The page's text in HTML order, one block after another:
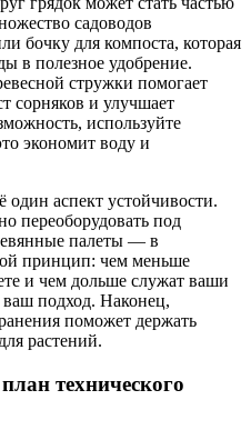
садоводов
бочку для компоста, которая
в полезное удобрение.
стружки помогает
сорняков и улучшает
используйте
экономит воду и
аспект устойчивости.
переоборудовать под
палеты — в
принцип: чем меньше
и чем дольше служат ваши
подход. Наконец,
поможет держать
растений.
технического